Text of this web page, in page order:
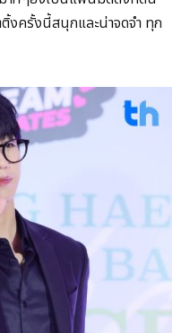
งครั้งนี้สนุกและน่าจดจำ ทุก